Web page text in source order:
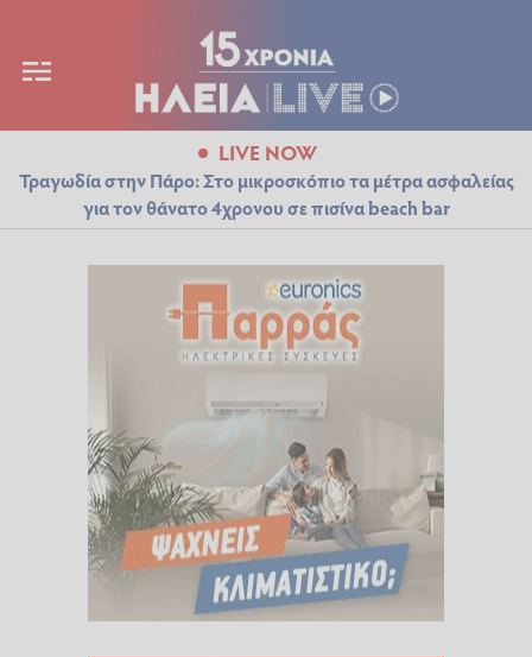
LIVE NOW
Τραγωδία στην Πάρο: Στο μικροσκόπιο τα μέτρα ασφαλείας
για τον θάνατο 4χρονου σε πισίνα beach bar